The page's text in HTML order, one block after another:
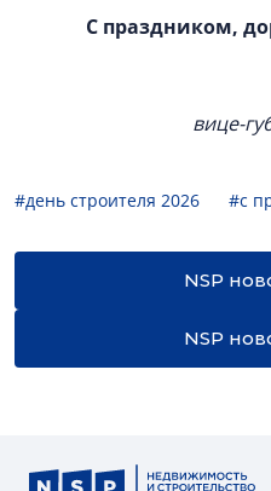
С праздником,
вице-
#день строителя 2026 #с
NSP
NSP